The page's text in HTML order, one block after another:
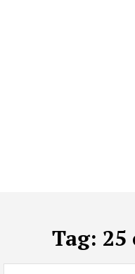
Tag: 25